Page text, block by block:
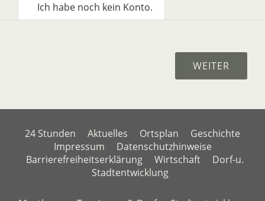
Ich habe noch kein Konto.
24 Stunden Aktuelles Ortsplan
Geschichte
Impressum
Datenschutzhinweise
Barrierefreiheitserklärung
Wirtschaft
Dorf-u.
Stadtentwicklung